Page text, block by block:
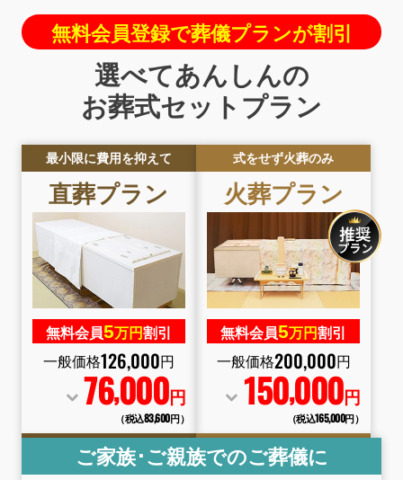
無料会員登録で葬儀プランが割引
選べてあんしんの
お葬式セットプラン
最小限に費用を抑えて
直葬プラン
無料会員5万円割引
一般価格126,000円
76,000円
（税込83,600円）
式をせず火葬のみ
火葬プラン
無料会員5万円割引
一般価格200,000円
150,000円
（税込165,000円）
ご家族･ご親族でのご葬儀に